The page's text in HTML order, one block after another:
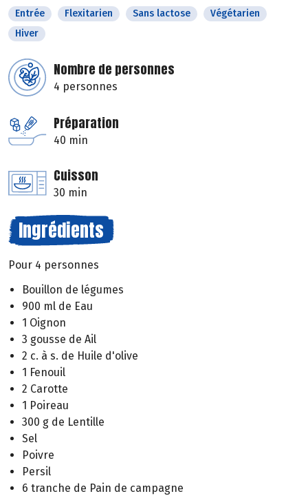
Entrée Flexitarien Sans lactose
Végétarien
Hiver
Nombre de personnes
4 personnes
Préparation
40 min
Cuisson
30 min
Ingrédients
Pour 4 personnes
Bouillon de légumes
900 ml de Eau
1 Oignon
3 gousse de Ail
2 c. à s. de Huile d'olive
1 Fenouil
2 Carotte
1 Poireau
300 g de Lentille
Sel
Poivre
Persil
6 tranche de Pain de campagne